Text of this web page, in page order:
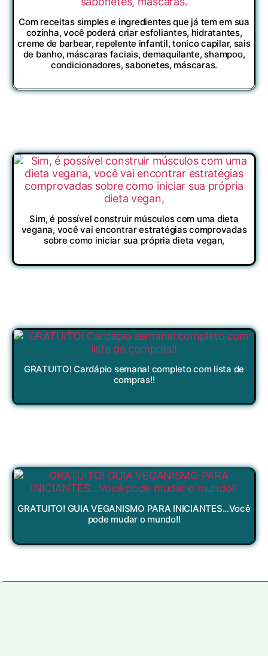
Com receitas simples e ingredientes que já tem em sua
cozinha, você poderá criar esfoliantes, hidratantes,
creme de barbear, repelente infantil, tonico capilar, sais
de banho, máscaras faciais, demaquilante, shampoo,
condicionadores, sabonetes, máscaras.
Sim, é possível construir músculos com uma dieta
vegana, você vai encontrar estratégias comprovadas
sobre como iniciar sua própria dieta vegan,
GRATUITO! Cardápio semanal completo com lista de
compras!!
GRATUITO! GUIA VEGANISMO PARA INICIANTES...Você
pode mudar o mundo!!